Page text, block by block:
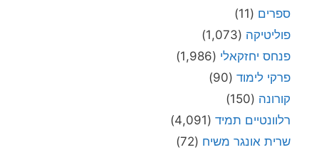
ספרים (11)
פוליטיקה (1,073)
פנחס יחזקאלי (1,986)
פרקי לימוד (90)
קורונה (150)
רלוונטיים תמיד (4,091)
שרית אונגר משיח (72)